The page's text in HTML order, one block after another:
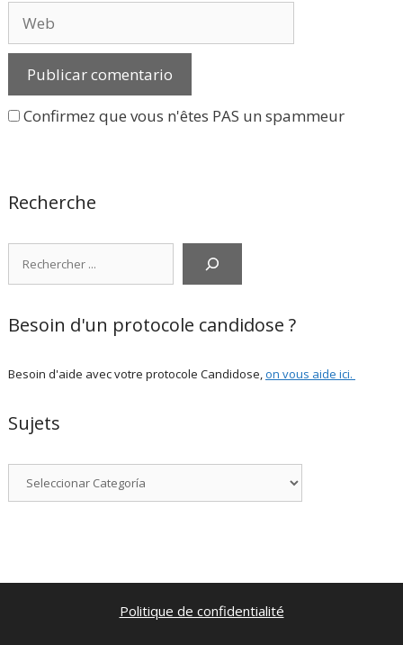
Confirmez que vous n'êtes PAS un spammeur
Recherche
Besoin d'un protocole candidose ?
Besoin d'aide avec votre protocole Candidose,on vous aide ici.
Sujets
Politique de confidentialité